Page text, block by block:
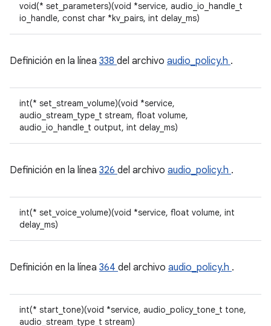
void(* set_parameters)(void *service, audio_io_handle_t
io_handle, const char *kv_pairs, int delay_ms)
Definición en la línea 338 del archivo audio_policy.h .
int(* set_stream_volume)(void *service,
audio_stream_type_t stream, float volume,
audio_io_handle_t output, int delay_ms)
Definición en la línea 326 del archivo audio_policy.h .
int(* set_voice_volume)(void *service, float volume, int
delay_ms)
Definición en la línea 364 del archivo audio_policy.h .
int(* start_tone)(void *service, audio_policy_tone_t tone,
audio_stream_type_t stream)